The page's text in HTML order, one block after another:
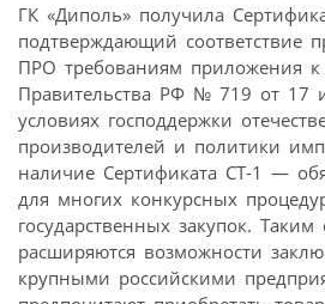
ГК «Диполь» получила
подтверждающий соответствие
ПРО требованиям приложения к
Правительства РФ № 719 от 17
условиях господдержки
производителей и политики
наличие Сертификата СТ-1 —
для многих конкурсных
государственных закупок. Таким
расширяются возможности
крупными российскими